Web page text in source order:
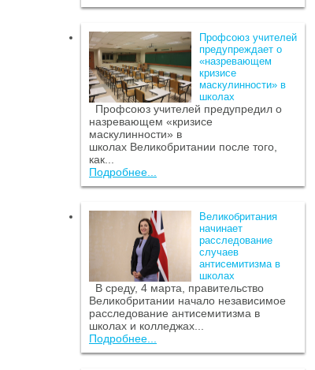
Профсоюз учителей
предупреждает о
«назревающем
кризисе
маскулинности» в
школах
Профсоюз учителей предупредил о
назревающем «кризисе
маскулинности» в
школах Великобритании после того,
как...
Подробнее...
Великобритания
начинает
расследование
случаев
антисемитизма в
школах
В среду, 4 марта, правительство
Великобритании начало независимое
расследование антисемитизма в
школах и колледжах...
Подробнее...